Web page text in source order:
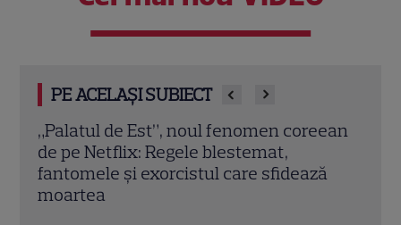
PE ACELAȘI SUBIECT
„Palatul de Est”, noul fenomen coreean
de pe Netflix: Regele blestemat,
fantomele și exorcistul care sfidează
moartea